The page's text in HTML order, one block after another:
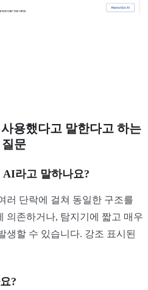
용했다고 말한다고 하는
문
라고 말하나요?
러 단락에 걸쳐 동일한 구조를
의존하거나, 탐지기에 짧고 매우
생할 수 있습니다. 강조 표시된
?